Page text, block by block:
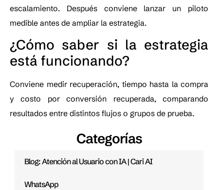
escalamiento. Después conviene lanzar un piloto
medible antes de ampliar la estrategia.
¿Cómo saber si la estrategia
está funcionando?
Conviene medir recuperación, tiempo hasta la compra
y costo por conversión recuperada, comparando
resultados entre distintos flujos o grupos de prueba.
Categorías
Blog: Atención al Usuario con IA | Cari AI
WhatsApp